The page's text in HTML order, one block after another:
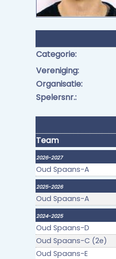
Categorie:
Vereniging:
Organisatie:
Spelersnr.:
Team
2026-2027
Oud Spaans-A
2025-2026
Oud Spaans-A
2024-2025
Oud Spaans-D
Oud Spaans-C (2e)
Oud Spaans-E